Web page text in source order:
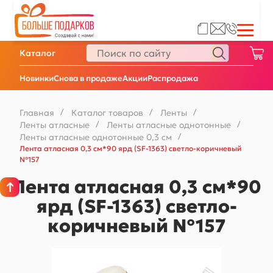
НовинкиСнова в продажеАкцииРаспродажа
Каталог
Главная / Каталог товаров / Ленты /
Ленты атласные / Ленты атласные однотонные /
Ленты атласные однотонные 0,3 см
/
Лента атласная 0,3 см*90 ярд (SF-1363) светло-коричневый
№157
Лента атласная 0,3 см*90
ярд (SF-1363) светло-
коричневый №157